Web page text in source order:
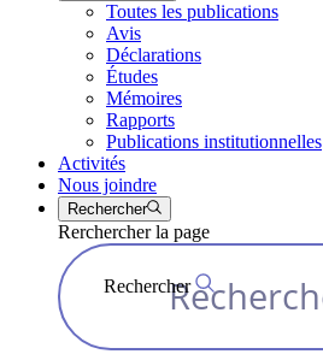
Toutes les publications
Avis
Déclarations
Études
Mémoires
Rapports
Publications institutionnelles
Activités
Nous joindre
Rechercher
Rerchercher la page
Rechercher